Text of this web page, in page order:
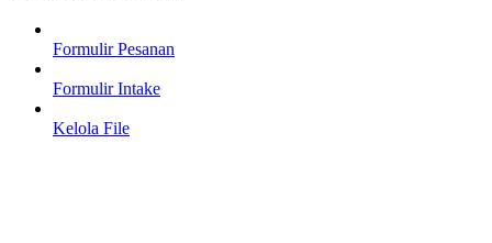
Formulir Pesanan
Formulir Intake
Kelola File